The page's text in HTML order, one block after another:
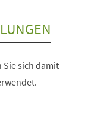
Sie sich damit